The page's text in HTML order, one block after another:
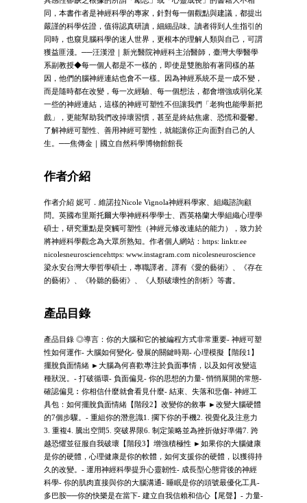
同，本書作者是神經科學的專家，針對每一個觀點與建議，都提出
嚴謹的科學佐證，值得認真研讀，細細品味。讀者得到人生指引的
同時，也窺見腦科學的迷人世界，更根本的理解人類與自己，可謂
獲益匪淺。──汪漢澄｜新光醫院神經科主治醫師，臺灣大學醫學
系副教授◆每一個人都是不一樣的，即使是雙胞胎有著同樣的基
因，他們的腦神經連結也會不一樣。因為神經系統不是一成不變，
而是隨時都在改變，每一次經驗、每一個想法，都會增強或弱化某
一些的神經連結，這樣的神經可塑性不但讓我們「老狗也能學新把
戲」，更能幫助我們改掉壞習慣，甚至是終結焦慮、恐慌和憂鬱。
了解神經可塑性、善用神經可塑性，就能讓你正向面對自己的人
生。──焦傳金｜國立自然科學博物館館長
作者介紹
作者介紹 妮可．維諾拉Nicole Vignola神經科學家、組織諮詢顧
問。英國布里斯托爾大學神經科學學士、西英格蘭大學組織心理學
碩士，研究重點是突觸可塑性（神經元修改連結的能力），致力於
將神經科學觀念為大眾所熟知。作者個人網站：https: linktr.ee
nicolesneurosciencehttps: www.instagram.com nicolesneuroscience
梁永安台灣大學哲學碩士，專職譯者。譯有《愛的藝術》、《存在
的藝術》、《聆聽的藝術》、《人類破壞性的剖析》等書。
產品目錄
產品目錄 ◎導言：你的大腦和它的被編程方式非常重要- 神經可塑
性如何運作- 大腦如何變化- 發展的關鍵時期- 心理模擬【階段1】
擺脫負面情緒 ►大腦為何喜歡專注於負面事情，以及如何改變這
種狀況。- 打破循環- 負面偏見- 你的思想的力量- 悄悄展開的常態-
確認偏見︰你相信什麼就會看見什麼- 結束、失落和悲傷- 神經工
具包：如何擺脫負面情緒【階段2】改變你的敘事 ►改變大腦硬體
的7個步驟。- 重組你的潛意識1. 擱下你的手機2. 視覺化及注意力
3. 重複4. 騰出空間5. 突破界限6. 制定策略並為挫折做好準備7. 跨
越恐懼並征服自我破壞【階段3】增強積極性 ►如果你的大腦健康
是你的硬體，心理健康是你的軟體，如何支援你的硬體，以獲得持
久的改變。- 運用神經科學提升心靈韌性- 成長型心態背後的神經
科學- 你的肌肉直接與你的大腦溝通- 睡眠是你的頭號最優化工具-
多巴胺──你的快樂是在當下- 建立自我信賴和信心【尾聲】- 力量-